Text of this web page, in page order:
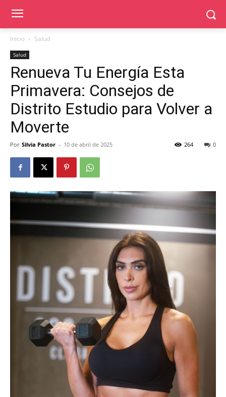
Inicio Salud
Salud
Renueva Tu Energía Esta
Primavera: Consejos de
Distrito Estudio para Volver a
Moverte
Por Silvia Pastor - 10 de abril de 2025 0
264